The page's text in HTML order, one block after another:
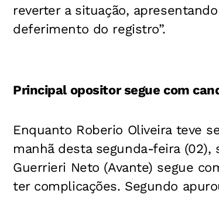
reverter a situação,
deferimento do registro”.
Principal opositor segue com
Enquanto Roberio Oliveira teve
manhã desta segunda-feira
Guerrieri Neto (Avante) segue
ter complicações. Segundo